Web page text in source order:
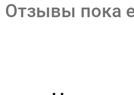
Отзывы пока